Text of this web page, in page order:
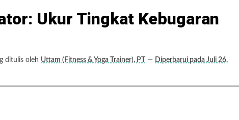
Ukur Tingkat Kebugaran
ditulis oleh Uttam (Fitness & Yoga Trainer), PT — Diperbarui pada Juli 26,